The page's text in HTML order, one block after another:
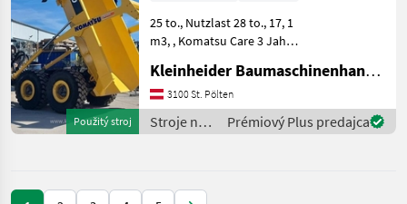
Použitý stroj
25 to., Nutzlast 28 to., 17, 1
m3, , Komatsu Care 3 Jahre
Stroje na stavbu Sklápacie
vozidlo
Kleinheider Baumaschinenhandel GmbH.
3100 St. Pölten
Stroje na
stavbu /
Prémiový Plus predajca